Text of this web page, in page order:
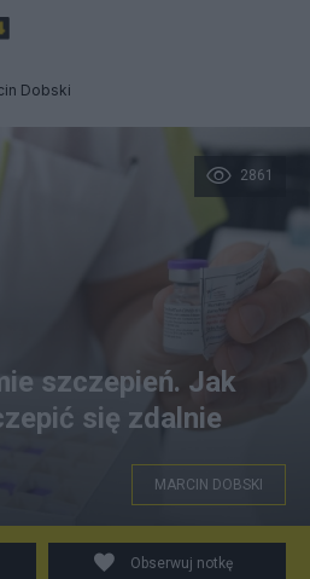
Dobski
2861
szczepień. Jak
się zdalnie
MARCIN DOBSKI
Obserwuj notkę